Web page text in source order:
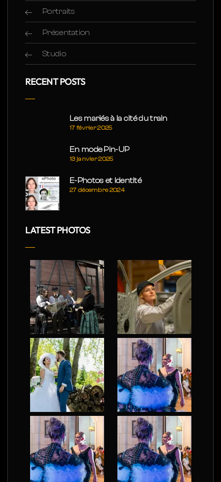
Portraits
Présentation
Studio
RECENT POSTS
Les mariés à la cité du train
17 février 2025
En mode Pin-UP
13 janvier 2025
E-Photos et Identité
27 décembre 2024
LATEST PHOTOS